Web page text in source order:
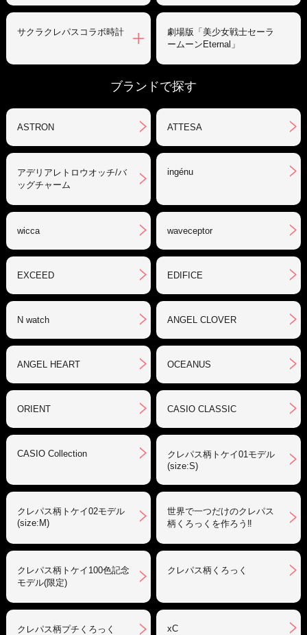
サクラクレパスコラボ時計
劇場版「美少女戦士セーラ
ームーンEternal」
ブランドで探す
ASTRON ATTESA
アデリアレトロウオッチ/バ
ッグチャーム
ingénu
wicca waveceptor
EXCEED EDIFICE
N watch ANGEL CLOVER
ANGEL HEART OCEANUS
ORIENT CASIO CLASSIC
CASIO Collection
クレパス柄トケイ01モデル
(size:S)
クレパス柄トケイ02モデル
(size:M)
世界で一つだけのクレパス
柄くろっくを作ろう‼︎
クレパス柄トケイ100色記念
モデル(限定)
クレパス柄くろっく
クレパス柄プチくろっく xC